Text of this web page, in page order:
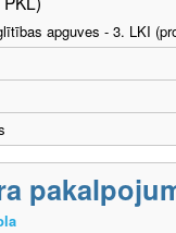
apguves - 3. LKI